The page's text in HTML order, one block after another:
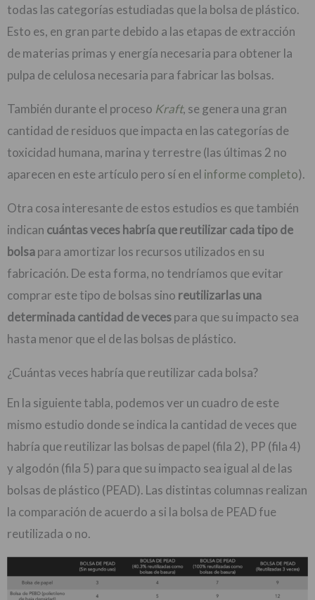
todas las categorías estudiadas que la bolsa de plástico.
Esto es, en gran parte debido a las etapas de extracción
de materias primas y energía necesaria para obtener la
pulpa de celulosa necesaria para fabricar las bolsas.
También durante el proceso Kraft, se genera una gran
cantidad de residuos que impacta en las categorías de
toxicidad humana, marina y terrestre (las últimas 2 no
aparecen en este artículo pero sí en el informe completo).
Otra cosa interesante de estos estudios es que también
indican cuántas veces habría que reutilizar cada tipo de
bolsapara amortizar los recursos utilizados en su
fabricación. De esta forma, no tendríamos que evitar
comprar este tipo de bolsas sino reutilizarlas una
determinada cantidad de vecespara que su impacto sea
hasta menor que el de las bolsas de plástico.
¿Cuántas veces habría que reutilizar cada bolsa?
En la siguiente tabla, podemos ver un cuadro de este
mismo estudio donde se indica la cantidad de veces que
habría que reutilizar las bolsas de papel (fila 2), PP (fila 4)
y algodón (fila 5) para que su impacto sea igual al de las
bolsas de plástico (PEAD). Las distintas columnas realizan
la comparación de acuerdo a si la bolsa de PEAD fue
reutilizada o no.